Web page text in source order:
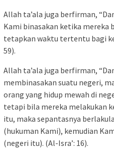
Allah ta’ala juga berfirman,
Kami binasakan ketika mereka
tetapkan waktu tertentu bagi
59).
Allah ta’ala juga berfirman,
membinasakan suatu negeri,
orang yang hidup mewah di
tetapi bila mereka melakukan
itu, maka sepantasnya
(hukuman Kami), kemudian
(negeri itu). (Al-Isra’: 16).